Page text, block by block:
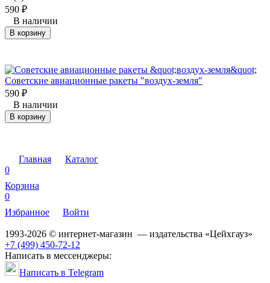
590 ₽
В наличии
В корзину
Советские авиационные ракеты "воздух-земля"
590 ₽
В наличии
В корзину
Главная
Каталог
0
Корзина
0
Избранное
Войти
1993-2026 © интернет-магазин — издательства «Цейхгауз»
+7 (499) 450-72-12
Написать в мессенджеры:
Написать в Telegram